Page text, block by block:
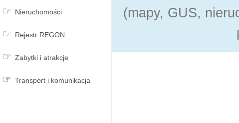
Nieruchomości
Rejestr REGON
Zabytki i atrakcje
Transport i komunikacja
(mapy, GUS,